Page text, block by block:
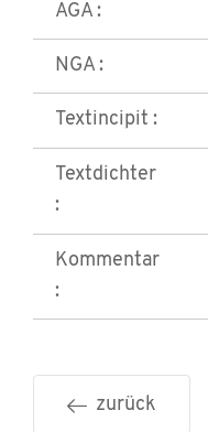
AGA :
NGA :
Textincipit :
Textdichter
:
Kommentar
:
zurück